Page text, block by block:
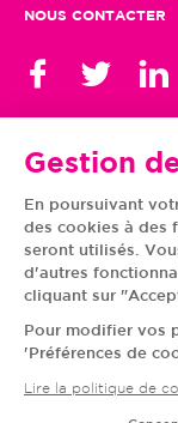
Gestion
En poursuivant
des cookies à des
seront utilisés.
d'autres
cliquant sur
Pour modifier vos
'Préférences de
Lire la politique de
NOUS CONTACTER
TOUS NOS
AUVERGNE-RHÔNE-
ALPES
FRANCHE-COMTÉ
BRETAGNE
NORMANDIE